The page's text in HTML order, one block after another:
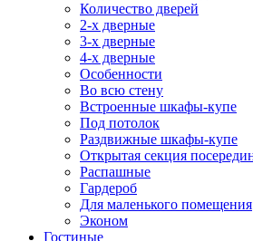
Количество дверей
2-х дверные
3-х дверные
4-х дверные
Особенности
Во всю стену
Встроенные шкафы-купе
Под потолок
Раздвижные шкафы-купе
Открытая секция
Распашные
Гардероб
Для маленького помещения
Эконом
Гостиные